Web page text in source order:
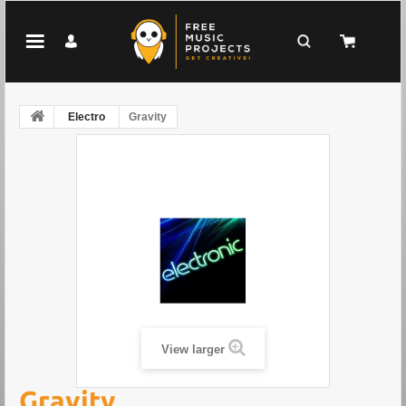
Electro Gravity
View larger